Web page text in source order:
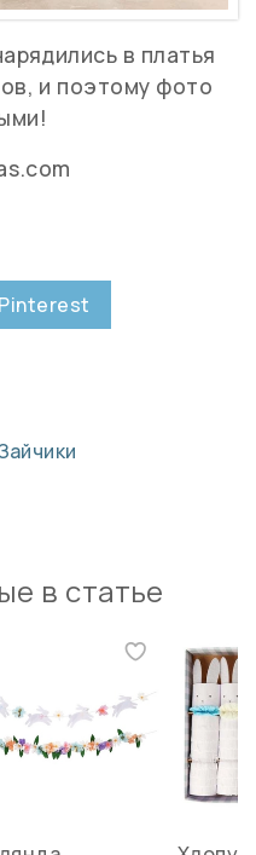
в платья
и поэтому фото
в статье